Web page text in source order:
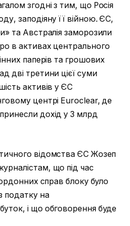
згодні з тим, що Росія
заподіяну її війною. ЄС,
та Австралія заморозили
в активах центрального
паперів та грошових
дві третини цієї суми
активів у ЄС
центрі Euroclear, де
дохід у 3 млрд
відомства ЄС Жозеп
що під час
справ блоку було
податку на
і що обговорення буде